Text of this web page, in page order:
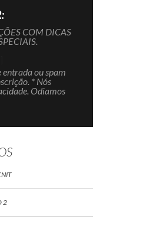
COM DICAS
entrada ou spam
* Nós
Odiamos
2